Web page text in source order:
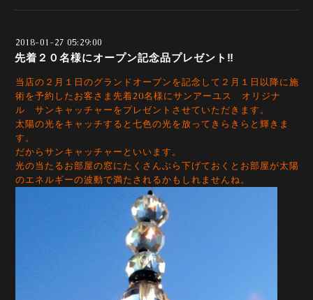
2018-01-27 05:29:00
先着２０名様にオープン記念品プレゼント‼
当店の２月１日のグランドオープンを記念して２月１日以降に施
術を予約したお客さま先着20名様にサンアーユス オリジナ
ル サンキャッチャーをプレゼントさせていただきます。
太陽の光をキャッチすると七色の光を放ってきらきらと輝きま
す。
だからサンキャッチャーといいます。
光の当たるお部屋の窓にたくさんぶら下げておくとお部屋が太陽
のエネルギーの波動で満たされるかもしれませんね。